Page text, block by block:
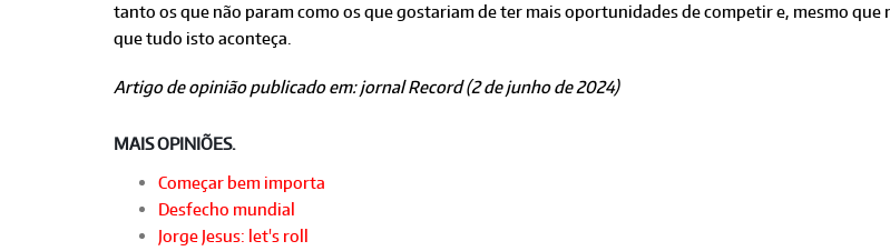
tanto os que não param como os que gostariam de ter mais oportunidades de competir e, mesmo
que tudo isto aconteça.
Artigo de opinião publicado em: jornal Record (2 de junho de 2024)
MAIS OPINIÕES.
Começar bem importa
Desfecho mundial
Jorge Jesus: let's roll